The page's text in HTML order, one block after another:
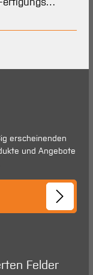
erscheinenden
und Angebote
Felder